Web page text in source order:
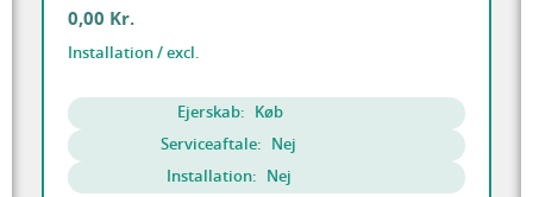
0,00 Kr.
Installation / excl.
Ejerskab: Køb
Serviceaftale: Nej
Installation: Nej